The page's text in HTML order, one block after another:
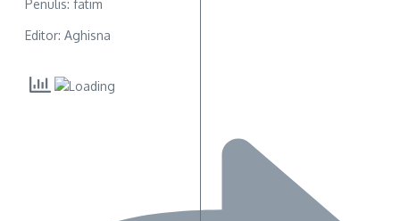
Penulis: fatim
Editor: Aghisna